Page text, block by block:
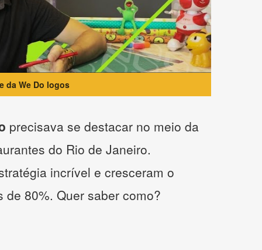
da We Do logos
precisava se destacar no meio da
do Rio de Janeiro.
incrível e cresceram o
de 80%. Quer saber como?